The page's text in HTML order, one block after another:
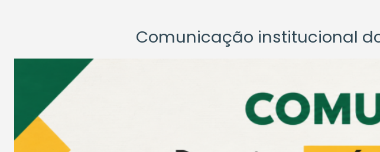
Comunicação institucional